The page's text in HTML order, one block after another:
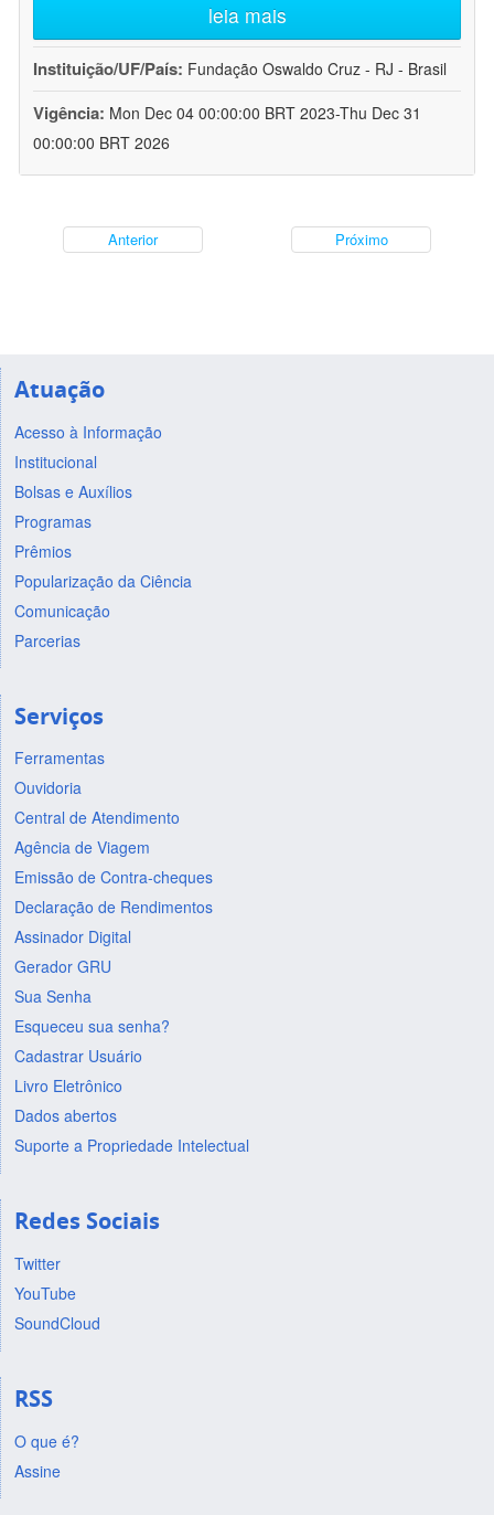
leia mais
Instituição/UF/País: Fundação Oswaldo Cruz - RJ - Brasil
Vigência: Mon Dec 04 00:00:00 BRT 2023-Thu Dec 31
00:00:00 BRT 2026
Anterior Próximo
Atuação
Acesso à Informação
Institucional
Bolsas e Auxílios
Programas
Prêmios
Popularização da Ciência
Comunicação
Parcerias
Serviços
Ferramentas
Ouvidoria
Central de Atendimento
Agência de Viagem
Emissão de Contra-cheques
Declaração de Rendimentos
Assinador Digital
Gerador GRU
Sua Senha
Esqueceu sua senha?
Cadastrar Usuário
Livro Eletrônico
Dados abertos
Suporte a Propriedade Intelectual
Redes Sociais
Twitter
YouTube
SoundCloud
RSS
O que é?
Assine